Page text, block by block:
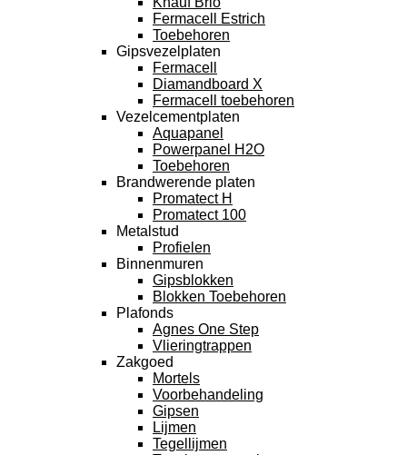
Fermacell Estrich
Toebehoren
Gipsvezelplaten
Fermacell
Diamandboard X
Fermacell toebehoren
Vezelcementplaten
Aquapanel
Powerpanel H2O
Toebehoren
Brandwerende platen
Promatect H
Promatect 100
Metalstud
Profielen
Binnenmuren
Gipsblokken
Blokken Toebehoren
Plafonds
Agnes One Step
Vlieringtrappen
Zakgoed
Mortels
Voorbehandeling
Gipsen
Lijmen
Tegellijmen